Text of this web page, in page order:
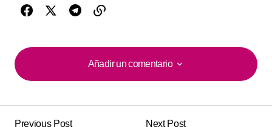
Añadir un comentario
Añadir un comentario
Previous Post Next Post